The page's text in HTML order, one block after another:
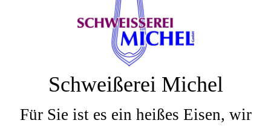
Schweißerei Michel
Für Sie ist es ein heißes Eisen, wir